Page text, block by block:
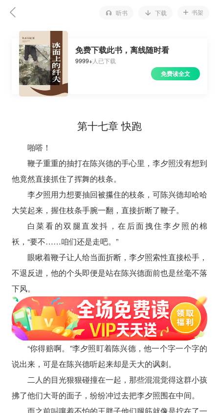
听书 下载 书架
免费下载此书，离线随时看
9999+人已下载
免费读全文
第十七章 快跑
啪嗒！
鞭子重重的抽打在陈兴德的手心里，李夕照没有想到
他竟然直接抓住了挥舞的枝条。
李夕照用力想要抽回被攥住的枝条，可陈兴德却哈哈
大笑起来，握住枝条手腕一翻，直接折断了鞭子。
白菜看的双腿直发抖，在后面拽住李夕照的棉
袄，“要不……咱们还是走吧。”
眼瞅着鞭子让人给当面折断，李夕照索性直接松手，
不退反进，他的个头即便是站在陈兴德面前也是丝毫不落
下风。
“你得赔啊。”李夕照盯着陈兴德，他一个字一个字的
说出来，可是在陈兴德听起来却是天大的讽刺。
二人的目光狠狠碰撞在一起，那些混混觉得这群小孩
拂了他们大哥的面子，纷纷冲过去把李夕照围在中间。
而之前叫嚷着不怕的王胖子他们腿筋就像是拧在了一